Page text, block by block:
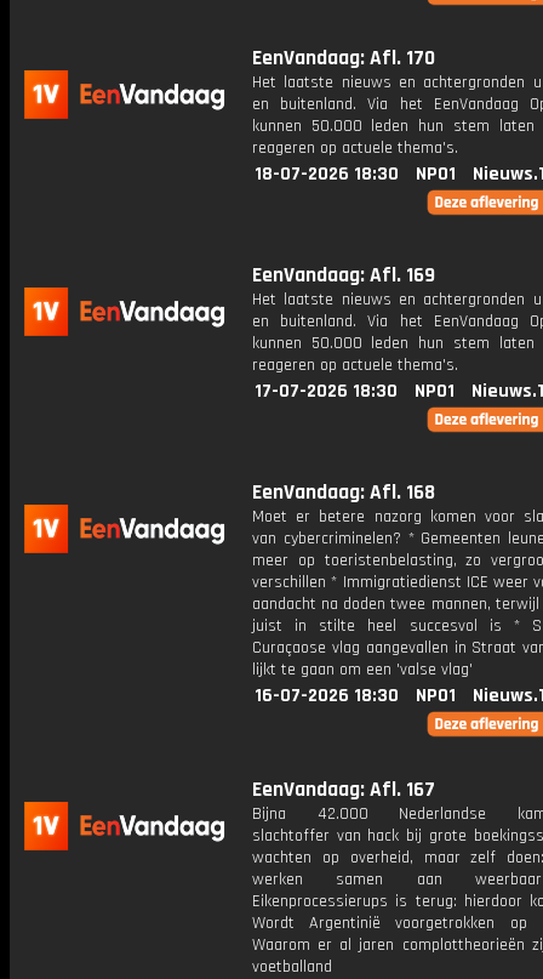
EenVandaag: Afl. 170
Het laatste nieuws en achtergronden
en buitenland. Via het EenVandaag
kunnen 50.000 leden hun stem laten
reageren op actuele thema's.
18-07-2026 18:30 NPO1
EenVandaag: Afl. 169
Het laatste nieuws en achtergronden
en buitenland. Via het EenVandaag
kunnen 50.000 leden hun stem laten
reageren op actuele thema's.
17-07-2026 18:30 NPO1
EenVandaag: Afl. 168
Moet er betere nazorg komen voor
van cybercriminelen? * Gemeenten
meer op toeristenbelasting, zo
verschillen * Immigratiedienst ICE weer
aandacht na doden twee mannen,
juist in stilte heel succesvol is *
Curaçaose vlag aangevallen in Straat
lijkt te gaan om een 'valse vlag'
16-07-2026 18:30 NPO1
EenVandaag: Afl. 167
Bijna 42.000 Nederlandse
slachtoffer van hack bij grote
wachten op overheid, maar zelf
werken samen aan
Eikenprocessierups is terug: hierdoor
Wordt Argentinië voorgetrokken op
Waarom er al jaren complottheorieën
voetballand